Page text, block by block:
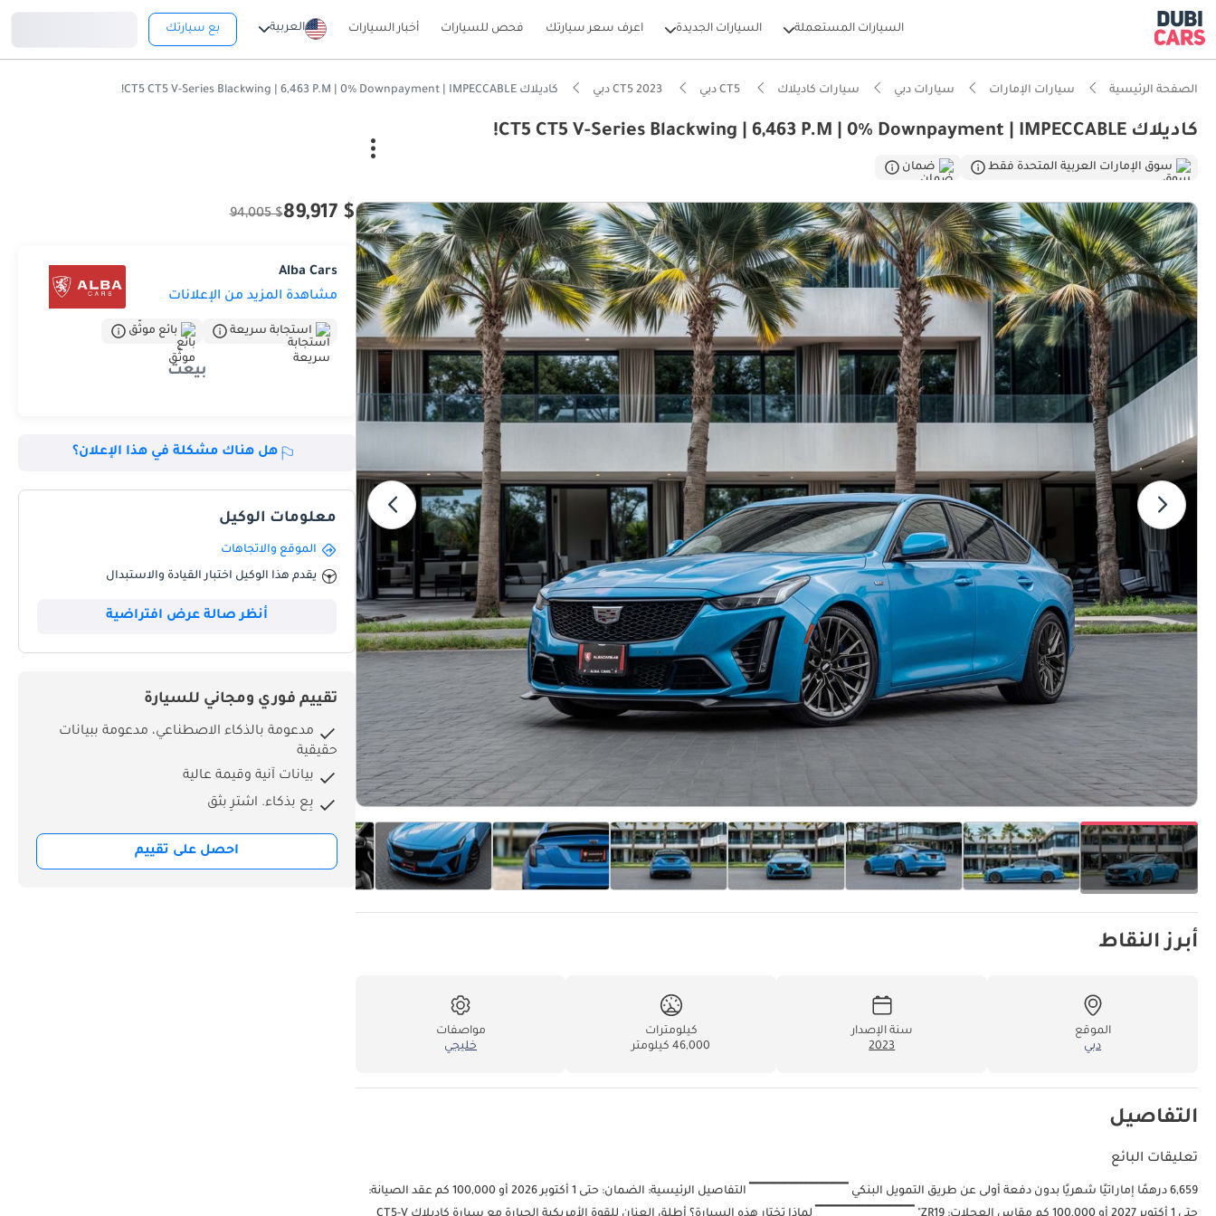
السيارات المستعملة السيارات الجديدة اعرف سعر سيارتك فحص للسيارات أخبار السيارات العربية بع سيارتك
الصفحة الرئيسية سيارات الإمارات سيارات دبي سيارات كاديلاك كاديلاك CT5 CT5 V-Series Blackwing | 6,463 P.M | 0% Downpayment | IMPECCABLE!
كاديلاك CT5 CT5 V-Series Blackwing | 6,463 P.M | 0% Downpayment | IMPECCABLE!
سوق الإمارات العربية المتحدة فقط ضمان
أبرز النقاط
الموقع
دبي
سنة الإصدار
2023
كيلومترات
46,000 كيلومتر
مواصفات
خليجي
التفاصيل
تعليقات البائع
6,659 درهمًا إماراتيًا شهريًا بدون دفعة أولى عن طريق التمويل البنكي ▔▔▔▔▔▔▔▔▔▔ التفاصيل الرئيسية: الضمان: حتى 1 أكتوبر 2026 أو 100,000 كم عقد الصيانة:
$ 89,917
$ 94,005
Alba Cars
مشاهدة المزيد من الإعلانات
استجابة سريعة بائع موثّق
بيعت
هل هناك مشكلة في هذا الإعلان؟
معلومات الوكيل
الموقع والاتجاهات
يقدم هذا الوكيل اختبار القيادة والاستبدال
أنظر صالة عرض افتراضية
تقييم فوري ومجاني للسيارة
مدعومة بالذكاء الاصطناعي، مدعومة ببيانات
حقيقية
بيانات آنية وقيمة عالية
بِع بذكاء. اشترِ بثق
احصل على تقييم